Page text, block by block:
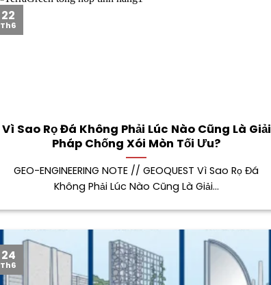
Vì Sao Rọ Đá Không Phải Lúc Nào Cũng Là Giải
Pháp Chống Xói Mòn Tối Ưu?
GEO-ENGINEERING NOTE // GEOQUEST Vì Sao Rọ Đá
Không Phải Lúc Nào Cũng Là Giải...
22
Th6
24
Th6